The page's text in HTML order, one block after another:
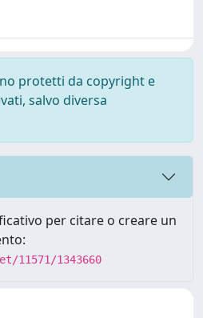
protetti da copyright e
salvo diversa
per citare o creare un
11571/1343660